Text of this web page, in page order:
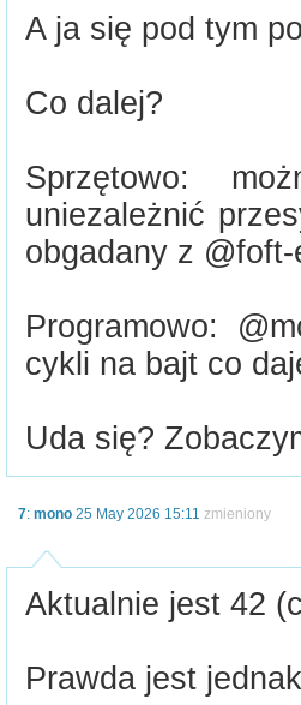
A ja się pod tym
Co dalej?
Sprzętowo:
uniezależnić
obgadany z
Programowo:
cykli na bajt co
Uda się?
7: mono 25 May 2026 15:11 zmieniony
Aktualnie jest 42
Prawda jest